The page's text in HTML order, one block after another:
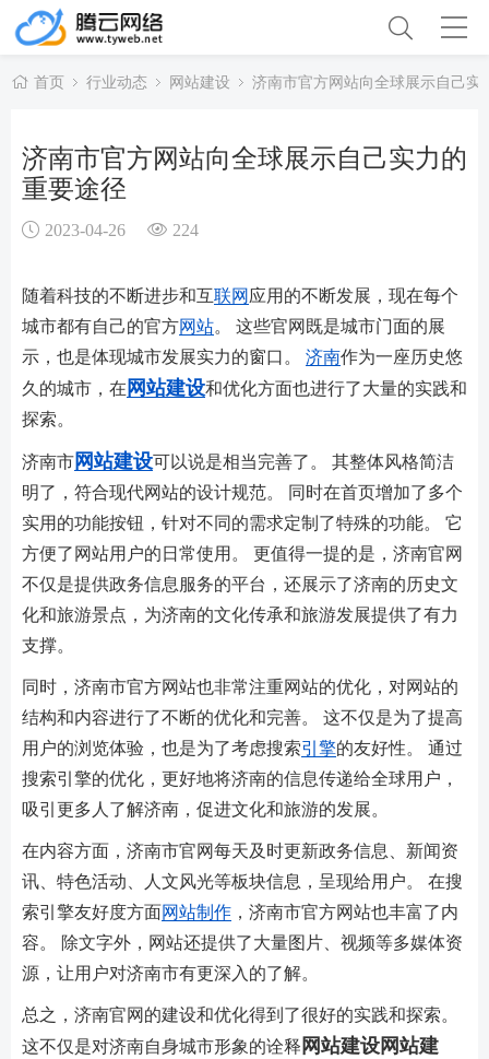
首页 行业动态 网站建设 济南市官方网站向全球展示自己实
济南市官方网站向全球展示自己实力的
重要途径
2023-04-26 224
随着科技的不断进步和互联网 应用的不断发展，现在每个
城市都有自己的官方网站 。 这些官网既是城市门面的展
示，也是体现城市发展实力的窗口。 济南作为一座历史悠
久的城市，在 网站建设和优化方面也进行了大量的实践和
探索。
济南市网站建设可以说是相当完善了。 其整体风格简洁
明了，符合现代网站的设计规范。 同时在首页增加了多个
实用的功能按钮，针对不同的需求定制了特殊的功能。 它
方便了网站用户的日常使用。 更值得一提的是，济南官网
不仅是提供政务信息服务的平台，还展示了济南的历史文
化和旅游景点，为济南的文化传承和旅游发展提供了有力
支撑。
同时，济南市官方网站也非常注重网站的优化，对网站的
结构和内容进行了不断的优化和完善。 这不仅是为了提高
用户的浏览体验，也是为了考虑搜索引擎的友好性。 通过
搜索引擎的优化，更好地将济南的信息传递给全球用户，
吸引更多人了解济南，促进文化和旅游的发展。
在内容方面，济南市官网每天及时更新政务信息、新闻资
讯、特色活动、人文风光等板块信息，呈现给用户。 在搜
索引擎友好度方面网站制作 ，济南市官方网站也丰富了内
容。 除文字外，网站还提供了大量图片、视频等多媒体资
源，让用户对济南市有更深入的了解。
总之，济南官网的建设和优化得到了很好的实践和探索。
这不仅是对济南自身城市形象的诠释 网站建设网站建